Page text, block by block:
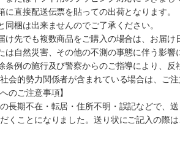
に直接配送伝票を貼っての出荷となります。
同梱は出来ませんのでご了承ください。
け先でも複数商品をご購入の場合は、お届け
は自然災害、その他の不測の事態に伴う影響
条例の施行及び警察からのご指導により、
会的勢力関係者が含まれている場合は、ご
のご注意事項】
長期不在・転居・住所不明・誤記などで、
くことになりました。送り状にご記入の際